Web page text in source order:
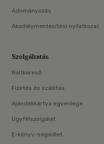
Adományozás
Akadálymentesítési nyilatkozat
Szolgáltatás
Boltkereső
Fizetés és szállítás
Ajándékkártya egyenlege
Ügyfélszolgálat
E-könyv-segédlet